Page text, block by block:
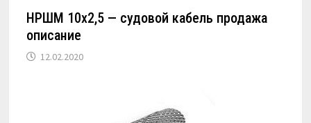
НРШМ 10х2,5 — судовой кабель продажа
описание
12.02.2020